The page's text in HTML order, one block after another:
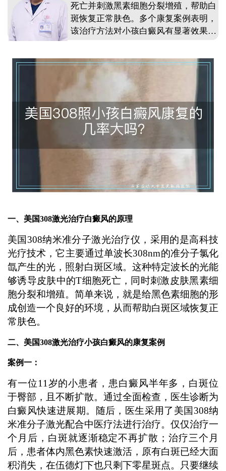
死亡并刺激黑素细胞分裂增殖，帮助白
斑恢复正常肤色。多个康复案例表明，
该治疗方法对小孩白癜风有显著效果，
率和剂量等多种因素影响。家长应早发
现早治疗，并遵医嘱进行治疗和日常护
理。 ...
一、美国308激光治疗白癜风的原理
美国308纳米准分子激光治疗仪，采用的是高科技
光疗技术，它主要通过单波长308nm的准分子氯化
氙产生的光，照射白斑区域。这种特定波长的光能
够诱导皮肤中的T细胞死亡，同时刺激皮肤黑素细
胞分裂和增殖。简单来说，就是给黑色素细胞的形
成创造一个良好的环境，从而帮助白斑区域恢复正
常肤色。
二、美国308激光治疗小孩白癜风的康复案例
案例一：
有一位11岁的小患者，患白癜风半年多，白斑位
于臀部，且不断扩散。通过全面检查，医生诊断为
白癜风快速进展期。随后，医生采用了美国308纳
米准分子激光配合中医疗法进行治疗。仅仅治疗一
个月后，白斑就逐渐稳定不再扩散；治疗三个月
后，患者体内黑色素快速激活，原有白斑已经大面
积消失，在伍德灯下也只剩下零星斑点。只要继续